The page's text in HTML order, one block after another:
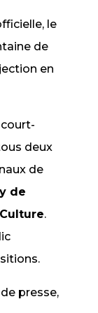
le
de
en
deux
de
de
.
presse,